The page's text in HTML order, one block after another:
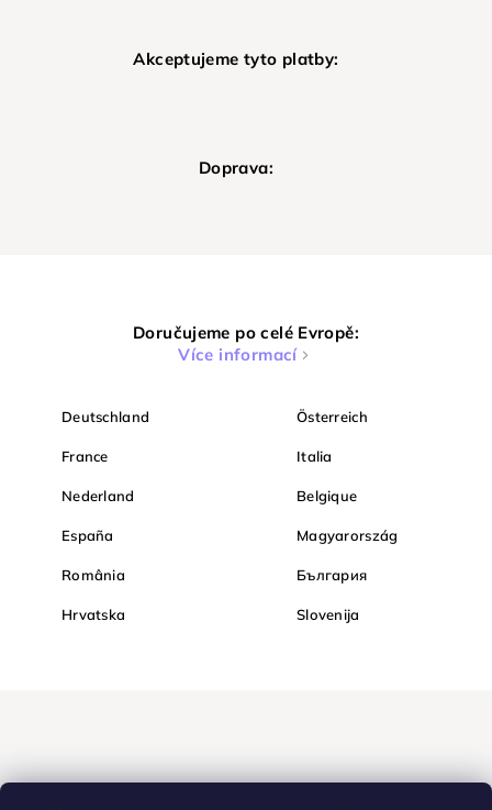
Akceptujeme tyto platby:
Doprava:
Doručujeme po celé Evropě:
Více informací
Deutschland Österreich
France Italia
Nederland Belgique
España Magyarország
România България
Hrvatska Slovenija